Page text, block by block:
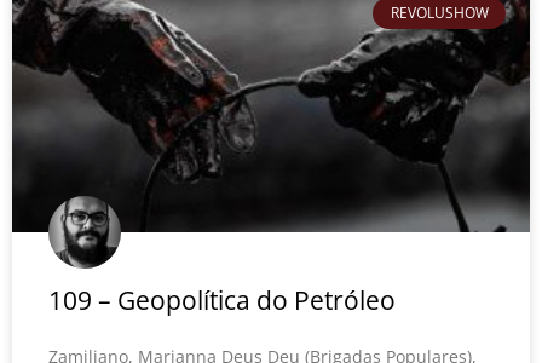
REVOLUSHOW
109 – Geopolítica do Petróleo
Zamiliano, Marianna Deus Deu (Brigadas Populares),